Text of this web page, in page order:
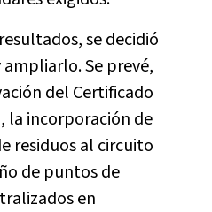
se decidió
Se prevé,
del Certificado
la incorporación de
residuos al circuito
de puntos de
en